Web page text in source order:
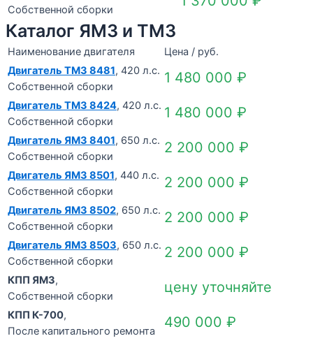
Собственной сборки
Каталог ЯМЗ и ТМЗ
Наименование двигателя
Цена / руб.
Двигатель ТМЗ 8481, 420 л.с.
Собственной сборки
1 480 000 ₽
Двигатель ТМЗ 8424, 420 л.с.
Собственной сборки
1 480 000 ₽
Двигатель ЯМЗ 8401, 650 л.с.
Собственной сборки
2 200 000 ₽
Двигатель ЯМЗ 8501, 440 л.с.
Собственной сборки
2 200 000 ₽
Двигатель ЯМЗ 8502, 650 л.с.
Собственной сборки
2 200 000 ₽
Двигатель ЯМЗ 8503, 650 л.с.
Собственной сборки
2 200 000 ₽
КПП ЯМЗ,
Собственной сборки
цену уточняйте
КПП К-700,
После капитального ремонта
490 000 ₽